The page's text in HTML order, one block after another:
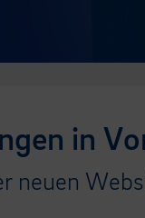
in
neuen